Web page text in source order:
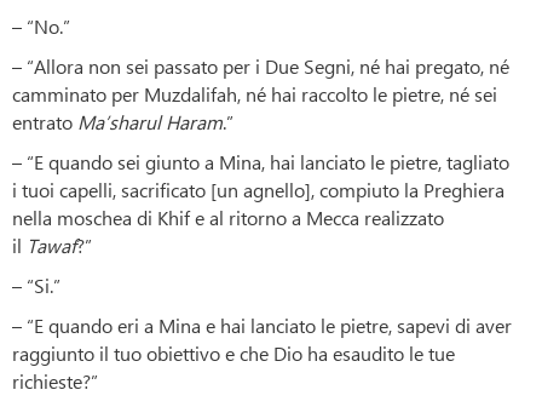
– “No.”
– “Allora non sei passato per i Due Segni, né hai pregato, né
camminato per Muzdalifah, né hai raccolto le pietre, né sei
entrato Ma’sharul Haram.”
– “E quando sei giunto a Mina, hai lanciato le pietre, tagliato
i tuoi capelli, sacrificato [un agnello], compiuto la Preghiera
nella moschea di Khif e al ritorno a Mecca realizzato
il Tawaf?”
– “Si.”
– “E quando eri a Mina e hai lanciato le pietre, sapevi di aver
raggiunto il tuo obiettivo e che Dio ha esaudito le tue
richieste?”